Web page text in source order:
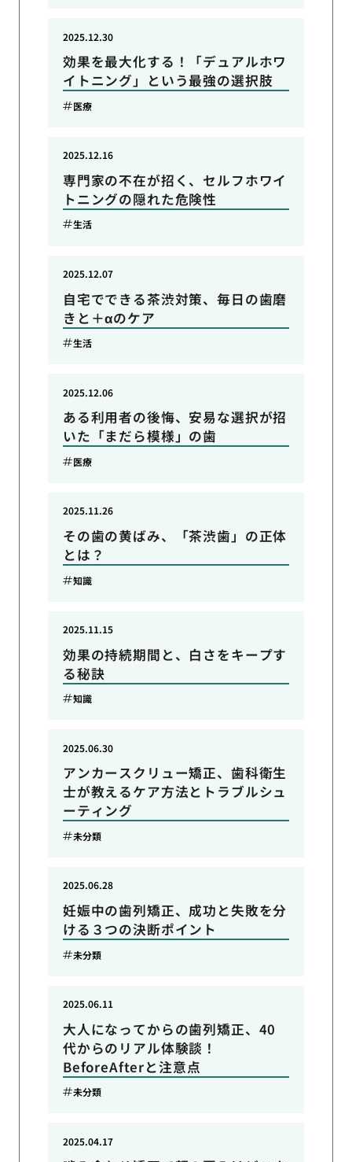
効果を最大化する！「デュアルホワ
イトニング」という最強の選択肢
2025.12.30
医療
専門家の不在が招く、セルフホワイ
トニングの隠れた危険性
2025.12.16
生活
自宅でできる茶渋対策、毎日の歯磨
きと＋αのケア
2025.12.07
生活
ある利用者の後悔、安易な選択が招
いた「まだら模様」の歯
2025.12.06
医療
その歯の黄ばみ、「茶渋歯」の正体
とは？
2025.11.26
知識
効果の持続期間と、白さをキープす
る秘訣
2025.11.15
知識
アンカースクリュー矯正、歯科衛生
士が教えるケア方法とトラブルシュ
ーティング
2025.06.30
未分類
妊娠中の歯列矯正、成功と失敗を分
ける３つの決断ポイント
2025.06.28
未分類
大人になってからの歯列矯正、40
代からのリアル体験談！
BeforeAfterと注意点
2025.06.11
未分類
2025.04.17